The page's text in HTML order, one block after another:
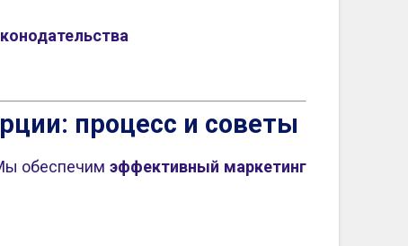
процесс и советы
обеспечимэффективный маркетинг